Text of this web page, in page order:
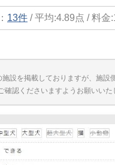
13件/ 平均:4.89点 / 料金
設を掲載しておりますが、施設
確認くださいますようお願いいた